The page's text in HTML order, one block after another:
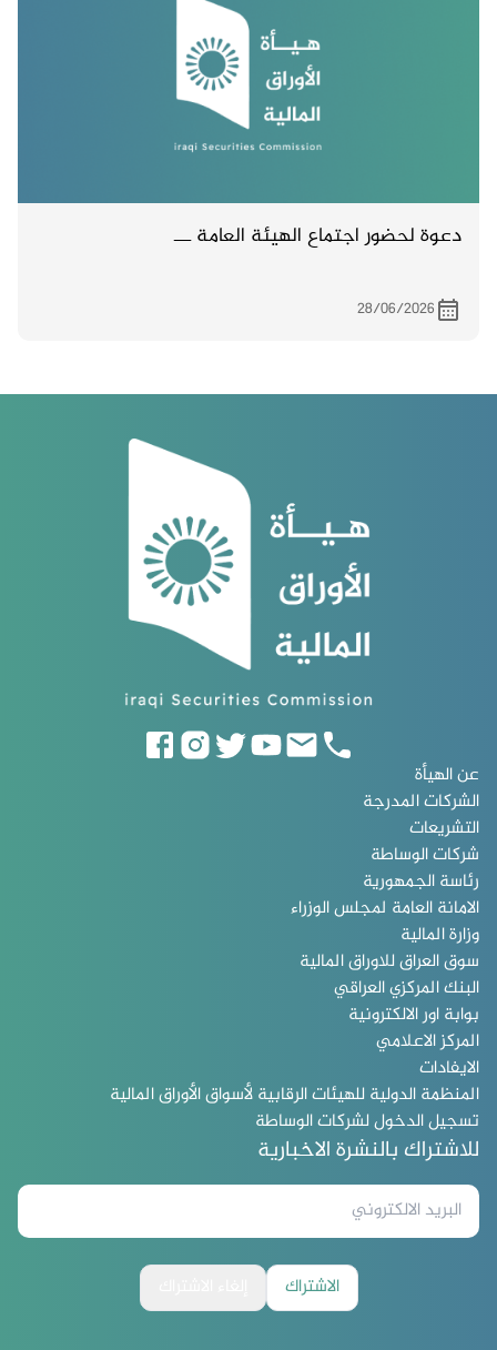
دعوة لحضور اجتماع الهيئة العامة ـــ
28/06/2026
عن الهيأة
الشركات المدرجة
التشريعات
شركات الوساطة
رئاسة الجمهورية
الامانة العامة لمجلس الوزراء
وزارة المالية
سوق العراق للاوراق المالية
البنك المركزي العراقي
بوابة اور الالكترونية
المركز الاعلامي
الايفادات
المنظمة الدولية للهيئات الرقابية لأسواق الأوراق المالية
تسجيل الدخول لشركات الوساطة
للاشتراك بالنشرة الاخبارية
الاشتراك